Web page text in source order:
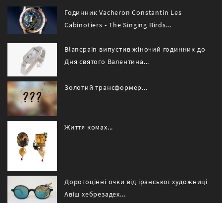
Годинник Vacheron Constantin Les
Cabinotiers - The Singing Birds...
Blancpain випустив жіночий годинник до
Дня святого Валентина...
Золотий трансформер...
Життя комах...
Дорогоцінні очки від іранської художниці
Авіш хебрезадех...